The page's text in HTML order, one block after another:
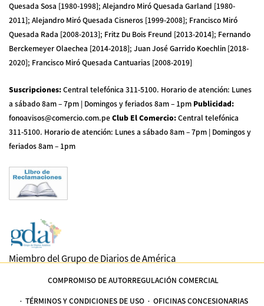
Quesada Sosa [1980-1998]; Alejandro Miró Quesada Garland [1980-
2011]; Alejandro Miró Quesada Cisneros [1999-2008]; Francisco Miró
Quesada Rada [2008-2013]; Fritz Du Bois Freund [2013-2014]; Fernando
Berckemeyer Olaechea [2014-2018]; Juan José Garrido Koechlin [2018-
2020]; Francisco Miró Quesada Cantuarias [2008-2019]
Suscripciones:Central telefónica 311-5100. Horario de atención: Lunes
a sábado 8am – 7pm | Domingos y feriados 8am – 1pm Publicidad:
fonoavisos@comercio.com.peClub El Comercio:Central telefónica
311-5100. Horario de atención: Lunes a sábado 8am – 7pm | Domingos y
feriados 8am – 1pm
Miembro del Grupo de Diarios de América
COMPROMISO DE AUTORREGULACIÓN COMERCIAL
TÉRMINOS Y CONDICIONES DE USO OFICINAS CONCESIONARIAS